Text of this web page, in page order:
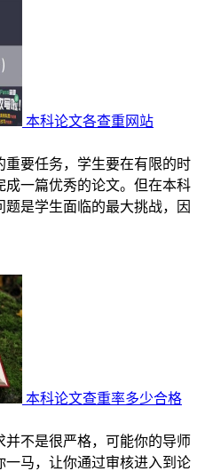
本科论文各查重网站
重要任务，学生要在有限的时
成一篇优秀的论文。但在本科
是学生面临的最大挑战，因
本科论文查重率多少合格
不是很严格，可能你的导师
一马，让你通过审核进入到论